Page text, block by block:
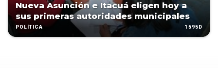
Nueva Asunción e Itacuá eligen hoy a
sus primeras autoridades municipales
POLÍTICA 1595D